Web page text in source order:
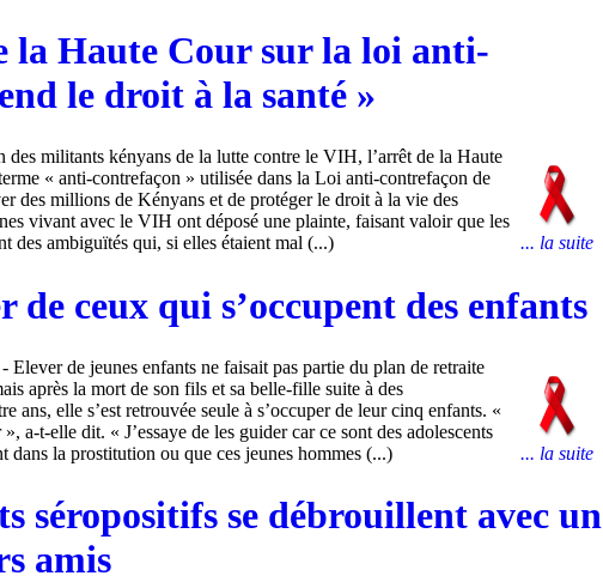
la Haute Cour sur la loi anti-
le droit à la santé »
militants kényans de la lutte contre le VIH, l’arrêt de la Haute
« anti-contrefaçon » utilisée dans la Loi anti-contrefaçon de
des millions de Kényans et de protéger le droit à la vie des
vivant avec le VIH ont déposé une plainte, faisant valoir que les
des ambiguïtés qui, si elles étaient mal (...)
... la suite
de ceux qui s’occupent des enfants
de jeunes enfants ne faisait pas partie du plan de retraite
après la mort de son fils et sa belle-fille suite à des
elle s’est retrouvée seule à s’occuper de leur cinq enfants. «
a-t-elle dit. « J’essaye de les guider car ce sont des adolescents
dans la prostitution ou que ces jeunes hommes (...)
... la suite
séropositifs se débrouillent avec un
amis